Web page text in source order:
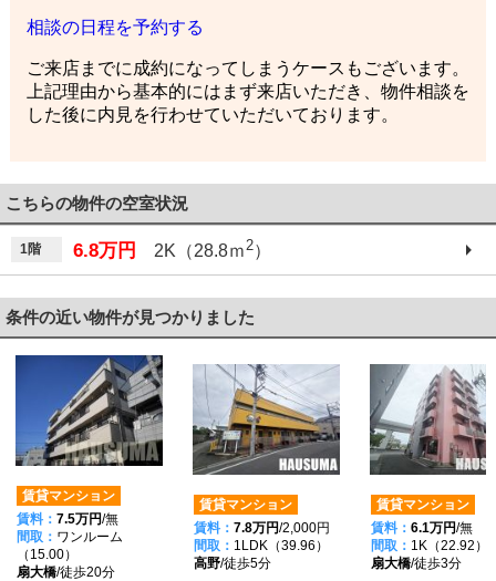
相談の日程を予約する
ご来店までに成約になってしまうケースもございます。
上記理由から基本的にはまず来店いただき、物件相談を
した後に内見を行わせていただいております。
こちらの物件の空室状況
1階 6.8万円 2K（28.8ｍ 2）
条件の近い物件が見つかりました
賃貸マンション
賃料： 7.5万円/無
間取： ワンルーム
（15.00）
扇大橋/徒歩20分
賃貸マンション
賃料： 7.8万円/2,000円
間取： 1LDK（39.96）
高野/徒歩5分
賃貸マンション
賃料： 6.1万円/無
間取： 1K（22.92）
扇大橋/徒歩3分